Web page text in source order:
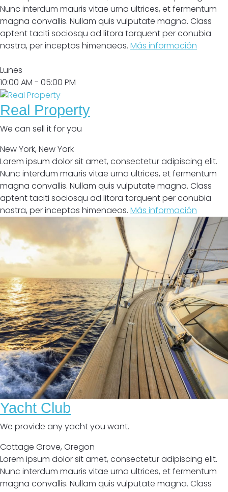
Nunc interdum mauris vitae urna ultrices, et fermentum
magna convallis. Nullam quis vulputate magna. Class
aptent taciti sociosqu ad litora torquent per conubia
nostra, per inceptos himenaeos. Más información
Lunes
10:00 AM - 05:00 PM
Real Property
We can sell it for you
New York, New York
Lorem ipsum dolor sit amet, consectetur adipiscing elit.
Nunc interdum mauris vitae urna ultrices, et fermentum
magna convallis. Nullam quis vulputate magna. Class
aptent taciti sociosqu ad litora torquent per conubia
nostra, per inceptos himenaeos. Más información
Yacht Club
We provide any yacht you want.
Cottage Grove, Oregon
Lorem ipsum dolor sit amet, consectetur adipiscing elit.
Nunc interdum mauris vitae urna ultrices, et fermentum
magna convallis. Nullam quis vulputate magna. Class